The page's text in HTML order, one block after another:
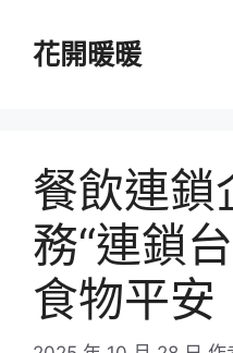
花開暖暖
餐飲連鎖
務“連鎖
食物平安